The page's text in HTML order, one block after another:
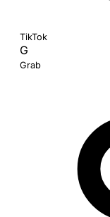
TikTok
G
Grab